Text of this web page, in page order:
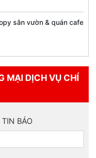
sân vườn & quán cafe
MẠI DỊCH VỤ CHÍ
BÁO